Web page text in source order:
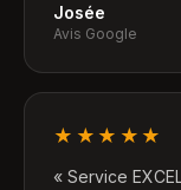
Josée
Avis Google
★★★★★
« Service